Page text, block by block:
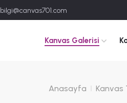
bilgi@canvas701.com
Kanvas Galerisi
Anasayfa Kanvas